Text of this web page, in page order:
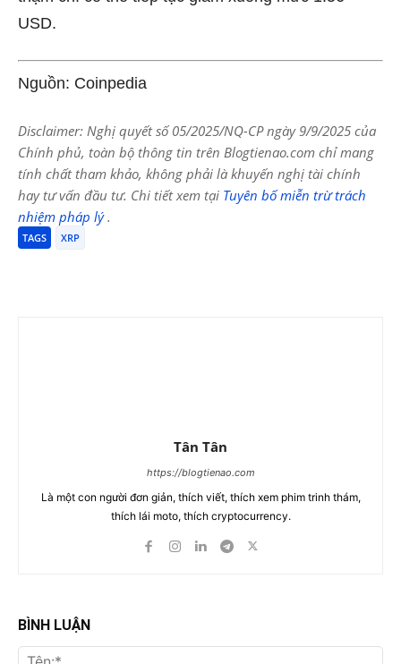
USD.
Nguồn: Coinpedia
Disclaimer: Nghị quyết số 05/2025/NQ-CP ngày 9/9/2025 của
Chính phủ, toàn bộ thông tin trên Blogtienao.com chỉ mang
tính chất tham khảo, không phải là khuyến nghị tài chính
hay tư vấn đầu tư. Chi tiết xem tại Tuyên bố miễn trừ trách
nhiệm pháp lý.
TAGS XRP
Tân Tân
https://blogtienao.com
Là một con người đơn giản, thích viết, thích xem phim trinh thám,
thích lái moto, thích cryptocurrency.
BÌNH LUẬN